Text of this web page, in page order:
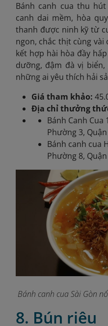
Bánh canh cua thu
canh dai mềm, hòa
thanh được ninh kỹ từ
ngon, chắc thịt cùng
kết hợp hài hòa đầy
dưỡng, đậm đà vị
những ai yêu thích hải
Giá tham khảo:
Địa chỉ thưởng
Bánh Canh Cua
Phường 3,
Bánh canh cua
Phường 8,
Bánh canh cua Sài Gòn
8. Bún riêu